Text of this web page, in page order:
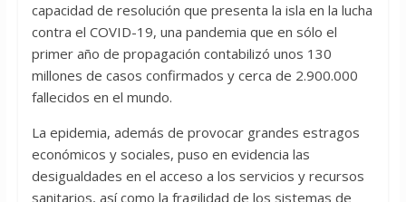
capacidad de resolución que presenta la isla en la lucha
contra el COVID-19, una pandemia que en sólo el
primer año de propagación contabilizó unos 130
millones de casos confirmados y cerca de 2.900.000
fallecidos en el mundo.
La epidemia, además de provocar grandes estragos
económicos y sociales, puso en evidencia las
desigualdades en el acceso a los servicios y recursos
sanitarios, así como la fragilidad de los sistemas de